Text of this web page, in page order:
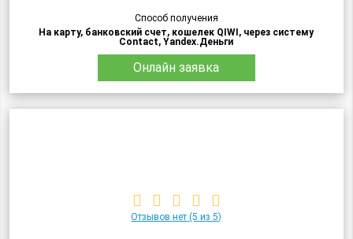
Способ получения
На карту, банковский счет, кошелек QIWI, через систему
Contact, Yandex.Деньги
Онлайн заявка
Отзывов нет (5 из 5)